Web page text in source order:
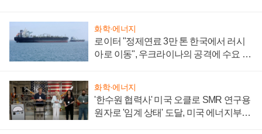
화학·에너지
로이터 "정제연료 3만 톤 한국에서 러시
아로 이동", 우크라이나의 공격에 수요 늘
화학·에너지
'한수원 협력사' 미국 오클로 SMR 연구용
원자로 '임계 상태' 도달, 미국 에너지부